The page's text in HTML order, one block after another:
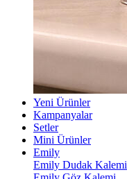
Yeni Ürünler
Kampanyalar
Setler
Mini Ürünler
Emily
Emily Dudak Kalemi